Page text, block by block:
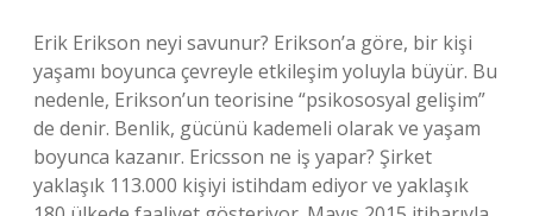
Erik Erikson neyi savunur? Erikson’a göre, bir kişi
yaşamı boyunca çevreyle etkileşim yoluyla büyür. Bu
nedenle, Erikson’un teorisine “psikososyal gelişim”
de denir. Benlik, gücünü kademeli olarak ve yaşam
boyunca kazanır. Ericsson ne iş yapar? Şirket
yaklaşık 113.000 kişiyi istihdam ediyor ve yaklaşık